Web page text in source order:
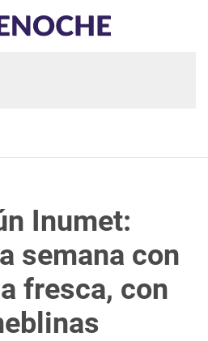
Inumet:
semana con
fresca, con